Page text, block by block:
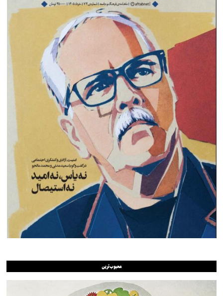
محبوب‌ترین